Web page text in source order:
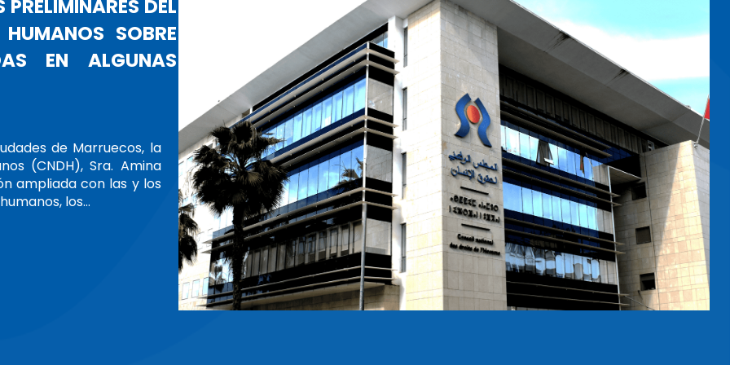
LA PRESIDENTA DEL CNDH, AMINA BOUAYACH, ASUME
OFICIALMENTE LA PRESIDENCIA DE LA GANHRI
PRESIDENTA ALLIANZA GLOBAL DE INDH
La Sra. Amina Bouayach, Presidenta del Consejo Nacional de Derechos Humanos
(CNDH), asumió oficialmente su mandato como Presidenta de la Alianza Global
de Instituciones Nacionales de Derechos Humanos (GANHRI) el jueves 13 de
marzo de 2025.Además de mantener reuniones bilaterales con varias…
Leer más